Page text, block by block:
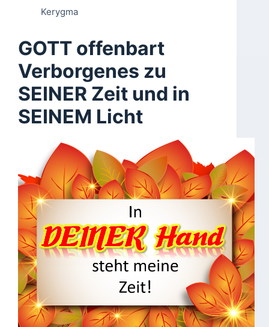
Kerygma
GOTT offenbart
Verborgenes zu
SEINER Zeit und in
SEINEM Licht